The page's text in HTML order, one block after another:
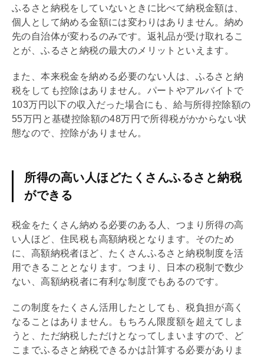
ふるさと納税をしていないときに比べて納税金額は、
個人として納める金額には変わりはありません。納め
先の自治体が変わるのみです。返礼品が受け取れるこ
とが、ふるさと納税の最大のメリットといえます。
また、本来税金を納める必要のない人は、ふるさと納
税をしても控除はありません。パートやアルバイトで
103万円以下の収入だった場合にも、給与所得控除額の
55万円と基礎控除額の48万円で所得税がかからない状
態なので、控除がありません。
所得の高い人ほどたくさんふるさと納税
ができる
税金をたくさん納める必要のある人、つまり所得の高
い人ほど、住民税も高額納税となります。そのため
に、高額納税者ほど、たくさんふるさと納税制度を活
用できることとなります。つまり、日本の税制で数少
ない、高額納税者に有利な制度でもあるのです。
この制度をたくさん活用したとしても、税負担が高く
なることはありません。もちろん限度額を超えてしま
うと、ただ納税しただけとなってしまいますので、ど
こまでふるさと納税できるかは計算する必要がありま